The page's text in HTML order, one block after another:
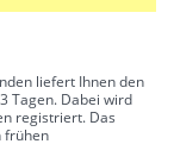
liefert Ihnen den
Tagen. Dabei wird
registriert. Das
frühen